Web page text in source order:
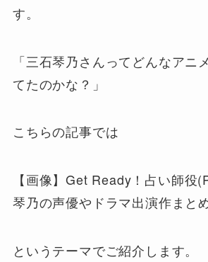
す。
「三石琴乃さんってどんなアニ
てたのかな？」
こちらの記事では
【画像】Get Ready！占い師役
琴乃の声優やドラマ出演作まと
というテーマでご紹介します。